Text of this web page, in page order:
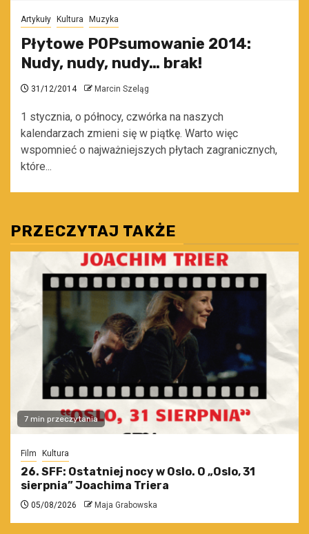
Artykuły Kultura Muzyka
Płytowe POPsumowanie 2014:
Nudy, nudy, nudy… brak!
31/12/2014 Marcin Szeląg
1 stycznia, o północy, czwórka na naszych
kalendarzach zmieni się w piątkę. Warto więc
wspomnieć o najważniejszych płytach zagranicznych,
które...
PRZECZYTAJ TAKŻE
7 min przeczytania
Film Kultura
26. SFF: Ostatniej nocy w Oslo. O „Oslo, 31
sierpnia” Joachima Triera
05/08/2026 Maja Grabowska